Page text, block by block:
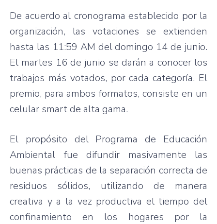
De acuerdo al cronograma establecido por la
organización, las votaciones se extienden
hasta las 11:59 AM del domingo 14 de junio.
El martes 16 de junio se darán a conocer los
trabajos más votados, por cada categoría. El
premio, para ambos formatos, consiste en un
celular smart de alta gama.
El propósito del Programa de Educación
Ambiental fue difundir masivamente las
buenas prácticas de la separación correcta de
residuos sólidos, utilizando de manera
creativa y a la vez productiva el tiempo del
confinamiento en los hogares por la